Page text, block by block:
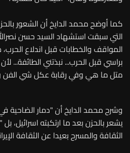
كما أوضح محمد الدايخ أن الشعور
التي سبقت استشهاد السيد حسن
المواقف والخطابات قبل اندلاع
براسي قبل الحرب... نبذتني
متل ما هي وفي رقابة عكل شي الفن
وشرح محمد الدايخ أن "دمار الضاحية
يشعر بالحزن بعد ما ارتكبته اسرائيل،
الثقافة والمسرح بعيدا عن الثقافة